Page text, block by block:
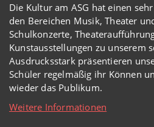
Die Kultur am ASG hat einen
den Bereichen Musik, Theater
Schulkonzerte,
Kunstausstellungen zu unserem
Ausdrucksstark präsentieren
Schüler regelmäßig ihr Können
wieder das Publikum.
Weitere Informationen